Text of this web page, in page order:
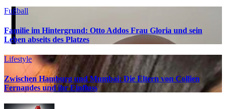
Fußball
Familie im Hintergrund: Otto Addos Frau Gloria und sein
Leben abseits des Platzes
Lifestyle
Zwischen Hamburg und Mumbai: Die Eltern von Collien
Fernandes und ihr Einfluss